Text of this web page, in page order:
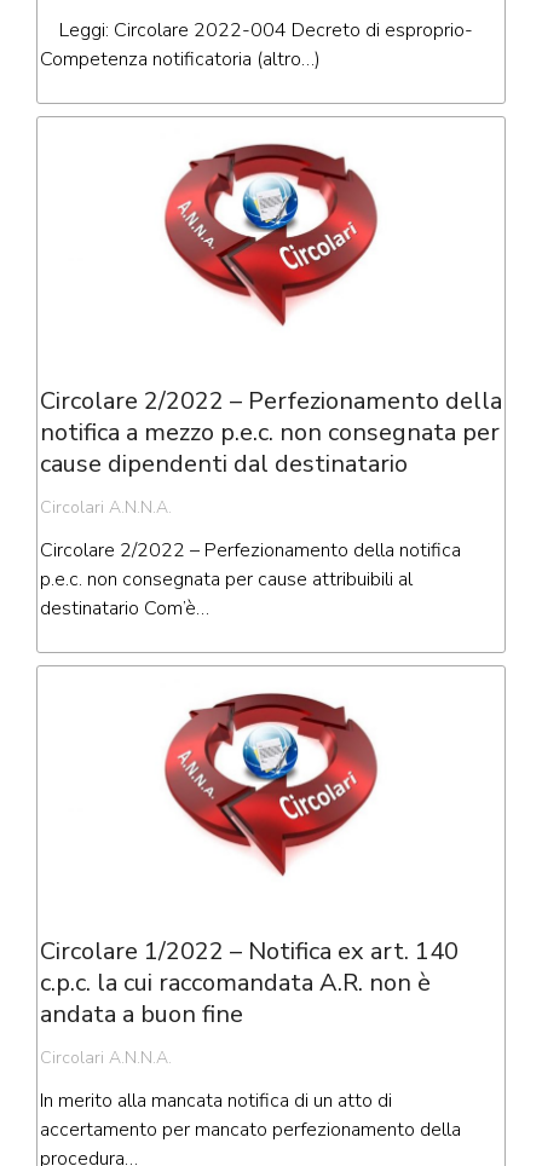
Leggi: Circolare 2022-004 Decreto di esproprio-
Competenza notificatoria (altro…)
Circolare 2/2022 – Perfezionamento della
notifica a mezzo p.e.c. non consegnata per
cause dipendenti dal destinatario
Circolari A.N.N.A.
Circolare 2/2022 – Perfezionamento della notifica
p.e.c. non consegnata per cause attribuibili al
destinatario Com’è…
Circolare 1/2022 – Notifica ex art. 140
c.p.c. la cui raccomandata A.R. non è
andata a buon fine
Circolari A.N.N.A.
In merito alla mancata notifica di un atto di
accertamento per mancato perfezionamento della
procedura…